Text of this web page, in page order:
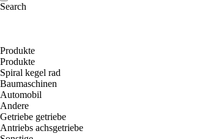
Search
Produkte
Produkte
Spiral kegel rad
Baumaschinen
Automobil
Andere
Getriebe getriebe
Antriebs achsgetriebe